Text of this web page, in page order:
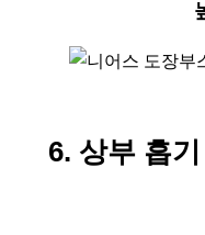
6. 상부 흡